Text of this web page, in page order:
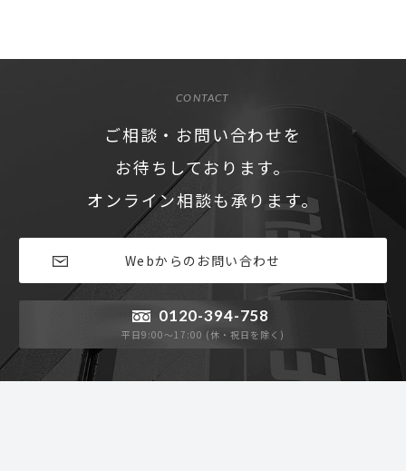
CONTACT
ご相談・お問い合わせを
お待ちしております。
オンライン相談も承ります。
Webからのお問い合わせ
0120-394-758
平日9:00〜17:00 (休・祝日を除く)